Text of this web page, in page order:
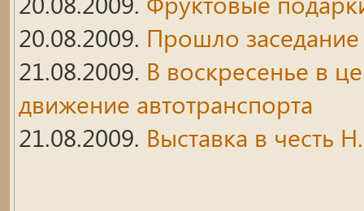
20.08.2009. Прошло заседание
21.08.2009. В воскресенье в
движение автотранспорта
21.08.2009. Выставка в честь